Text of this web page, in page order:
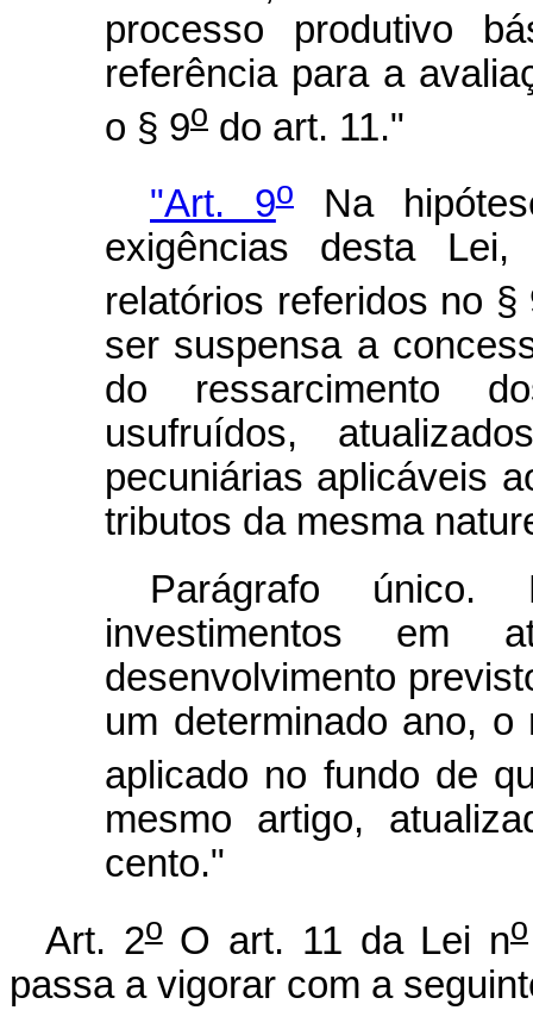
processo produtivo
referência para a
o § 9o do art. 11."
"Art. 9oNa
exigências desta
relatórios referidos no §
ser suspensa a
do ressarcimento
usufruídos,
pecuniárias aplicáveis
tributos da mesma
Parágrafo
investimentos em
desenvolvimento
um determinado ano,
aplicado no fundo de
mesmo artigo,
cento."
Art. 2oO art. 11 da Lei no
passa a vigorar com a